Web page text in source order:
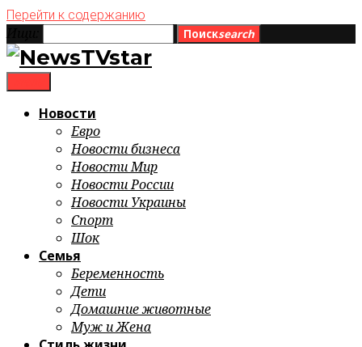
Перейти к содержанию
Поискsearch
Новости
Евро
Новости бизнеса
Новости Мир
Новости России
Новости Украины
Спорт
Шок
Семья
Беременность
Дети
Домашние животные
Муж и Жена